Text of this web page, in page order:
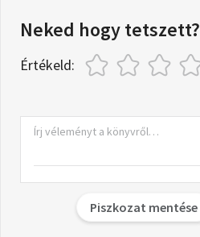
Neked hogy tetszett?
Értékeld:
Piszkozat mentése